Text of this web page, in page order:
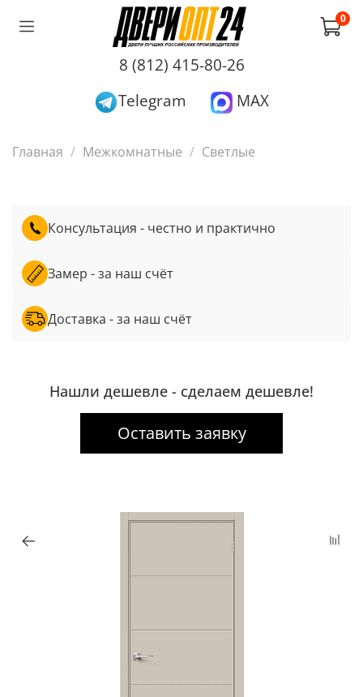
0
8 (812) 415-80-26
Telegram
MAX
Главная Межкомнатные Светлые
Консультация - честно и практично
Замер - за наш счёт
Доставка - за наш счёт
Нашли дешевле - сделаем дешевле!
Оставить заявку